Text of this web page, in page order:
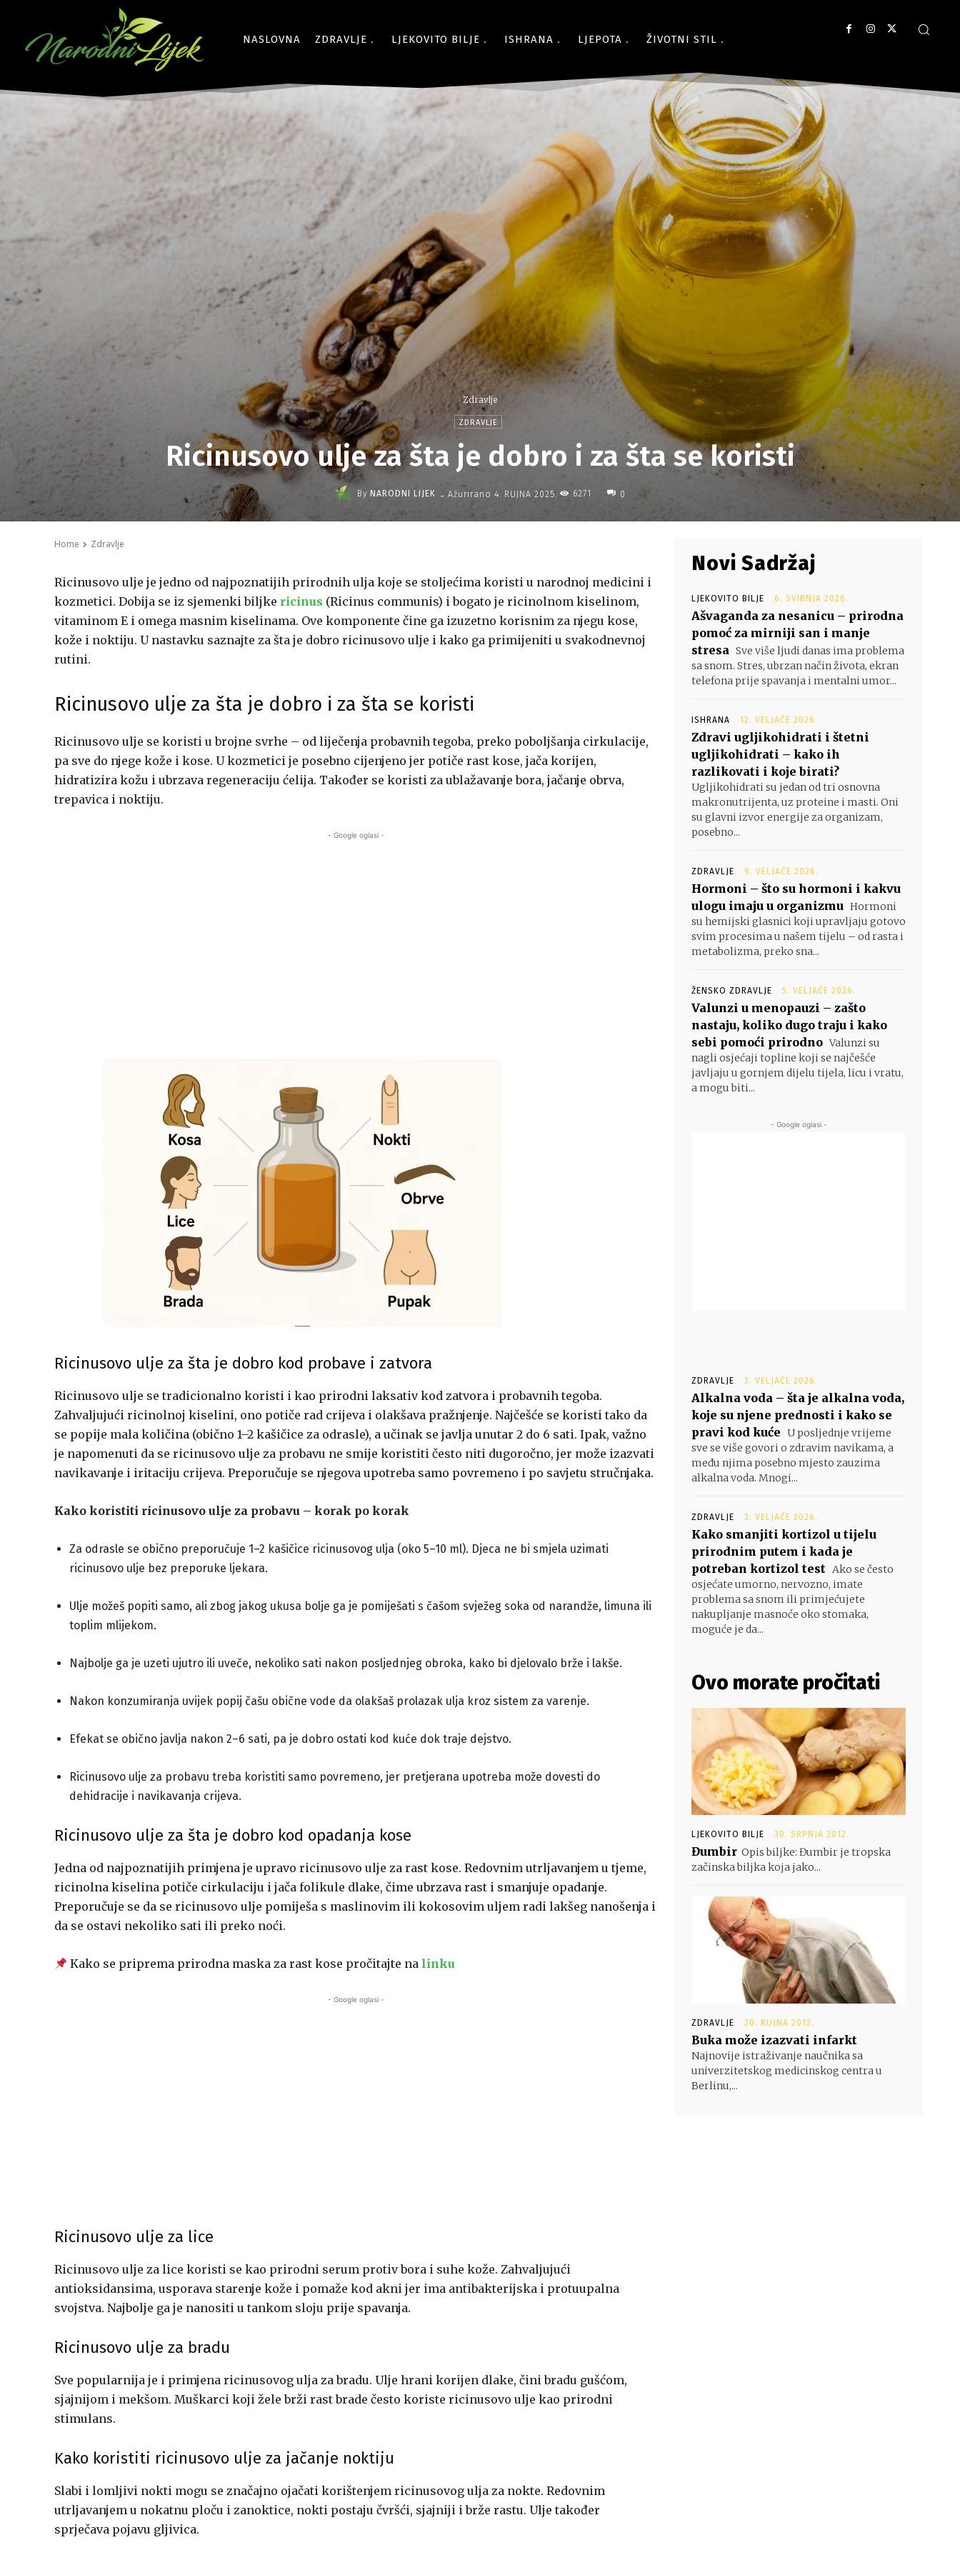
NASLOVNA ZDRAVLJE LJEKOVITO BILJE ISHRANA LJEPOTA ŽIVOTNI STIL
Zdravlje
ZDRAVLJE
Ricinusovo ulje za šta je dobro i za šta se koristi
By NARODNI LIJEK - Ažurirano 4. RUJNA 2025. 6271 0
Home Zdravlje
Ricinusovo ulje je jedno od najpoznatijih prirodnih ulja koje se stoljećima koristi u narodnoj medicini i
kozmetici. Dobija se iz sjemenki biljke ricinus (Ricinus communis) i bogato je ricinolnom kiselinom,
vitaminom E i omega masnim kiselinama. Ove komponente čine ga izuzetno korisnim za njegu kose,
kože i noktiju. U nastavku saznajte za šta je dobro ricinusovo ulje i kako ga primijeniti u svakodnevnoj
rutini.
Ricinusovo ulje za šta je dobro i za šta se koristi
Ricinusovo ulje se koristi u brojne svrhe – od liječenja probavnih tegoba, preko poboljšanja cirkulacije,
pa sve do njege kože i kose. U kozmetici je posebno cijenjeno jer potiče rast kose, jača korijen,
hidratizira kožu i ubrzava regeneraciju ćelija. Također se koristi za ublažavanje bora, jačanje obrva,
trepavica i noktiju.
- Google oglasi -
Ricinusovo ulje za šta je dobro kod probave i zatvora
Ricinusovo ulje se tradicionalno koristi i kao prirodni laksativ kod zatvora i probavnih tegoba.
Zahvaljujući ricinolnoj kiselini, ono potiče rad crijeva i olakšava pražnjenje. Najčešće se koristi tako da
se popije mala količina (obično 1–2 kašičice za odrasle), a učinak se javlja unutar 2 do 6 sati. Ipak, važno
je napomenuti da se ricinusovo ulje za probavu ne smije koristiti često niti dugoročno, jer može izazvati
navikavanje i iritaciju crijeva. Preporučuje se njegova upotreba samo povremeno i po savjetu stručnjaka.
Kako koristiti ricinusovo ulje za probavu – korak po korak
Za odrasle se obično preporučuje 1–2 kašičice ricinusovog ulja (oko 5–10 ml). Djeca ne bi smjela uzimati
ricinusovo ulje bez preporuke ljekara.
Ulje možeš popiti samo, ali zbog jakog ukusa bolje ga je pomiješati s čašom svježeg soka od narandže, limuna ili
toplim mlijekom.
Najbolje ga je uzeti ujutro ili uveče, nekoliko sati nakon posljednjeg obroka, kako bi djelovalo brže i lakše.
Nakon konzumiranja uvijek popij čašu obične vode da olakšaš prolazak ulja kroz sistem za varenje.
Efekat se obično javlja nakon 2–6 sati, pa je dobro ostati kod kuće dok traje dejstvo.
Ricinusovo ulje za probavu treba koristiti samo povremeno, jer pretjerana upotreba može dovesti do
dehidracije i navikavanja crijeva.
Ricinusovo ulje za šta je dobro kod opadanja kose
Jedna od najpoznatijih primjena je upravo ricinusovo ulje za rast kose. Redovnim utrljavanjem u tjeme,
ricinolna kiselina potiče cirkulaciju i jača folikule dlake, čime ubrzava rast i smanjuje opadanje.
Preporučuje se da se ricinusovo ulje pomiješa s maslinovim ili kokosovim uljem radi lakšeg nanošenja i
da se ostavi nekoliko sati ili preko noći.
Kako se priprema prirodna maska za rast kose pročitajte na linku
- Google oglasi -
Ricinusovo ulje za lice
Ricinusovo ulje za lice koristi se kao prirodni serum protiv bora i suhe kože. Zahvaljujući
antioksidansima, usporava starenje kože i pomaže kod akni jer ima antibakterijska i protuupalna
svojstva. Najbolje ga je nanositi u tankom sloju prije spavanja.
Ricinusovo ulje za bradu
Sve popularnija je i primjena ricinusovog ulja za bradu. Ulje hrani korijen dlake, čini bradu gušćom,
sjajnijom i mekšom. Muškarci koji žele brži rast brade često koriste ricinusovo ulje kao prirodni
stimulans.
Kako koristiti ricinusovo ulje za jačanje noktiju
Slabi i lomljivi nokti mogu se značajno ojačati korištenjem ricinusovog ulja za nokte. Redovnim
utrljavanjem u nokatnu ploču i zanoktice, nokti postaju čvršći, sjajniji i brže rastu. Ulje također
sprječava pojavu gljivica.
Novi Sadržaj
LJEKOVITO BILJE 6. SVIBNJA 2026.
Ašvaganda za nesanicu – prirodna
pomoć za mirniji san i manje
stresa Sve više ljudi danas ima problema
sa snom. Stres, ubrzan način života, ekran
telefona prije spavanja i mentalni umor...
ISHRANA 12. VELJAČE 2026.
Zdravi ugljikohidrati i štetni
ugljikohidrati – kako ih
razlikovati i koje birati?
Ugljikohidrati su jedan od tri osnovna
makronutrijenta, uz proteine i masti. Oni
su glavni izvor energije za organizam,
posebno...
ZDRAVLJE 9. VELJAČE 2026.
Hormoni – što su hormoni i kakvu
ulogu imaju u organizmu Hormoni
su hemijski glasnici koji upravljaju gotovo
svim procesima u našem tijelu – od rasta i
metabolizma, preko sna...
ŽENSKO ZDRAVLJE 5. VELJAČE 2026.
Valunzi u menopauzi – zašto
nastaju, koliko dugo traju i kako
sebi pomoći prirodno Valunzi su
nagli osjećaji topline koji se najčešće
javljaju u gornjem dijelu tijela, licu i vratu,
a mogu biti...
- Google oglasi -
ZDRAVLJE 3. VELJAČE 2026.
Alkalna voda – šta je alkalna voda,
koje su njene prednosti i kako se
pravi kod kuće U posljednje vrijeme
sve se više govori o zdravim navikama, a
među njima posebno mjesto zauzima
alkalna voda. Mnogi...
ZDRAVLJE 3. VELJAČE 2026.
Kako smanjiti kortizol u tijelu
prirodnim putem i kada je
potreban kortizol test Ako se često
osjećate umorno, nervozno, imate
problema sa snom ili primjećujete
nakupljanje masnoće oko stomaka,
moguće je da...
Ovo morate pročitati
LJEKOVITO BILJE 30. SRPNJA 2012.
Đumbir Opis biljke: Đumbir je tropska
začinska biljka koja jako...
ZDRAVLJE 20. RUJNA 2012.
Buka može izazvati infarkt
Najnovije istraživanje naučnika sa
univerzitetskog medicinskog centra u
Berlinu,...